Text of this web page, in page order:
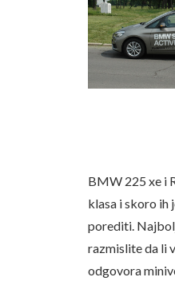
BMW 225 xe i
klasa i skoro ih
porediti.
razmislite da li
odgovora